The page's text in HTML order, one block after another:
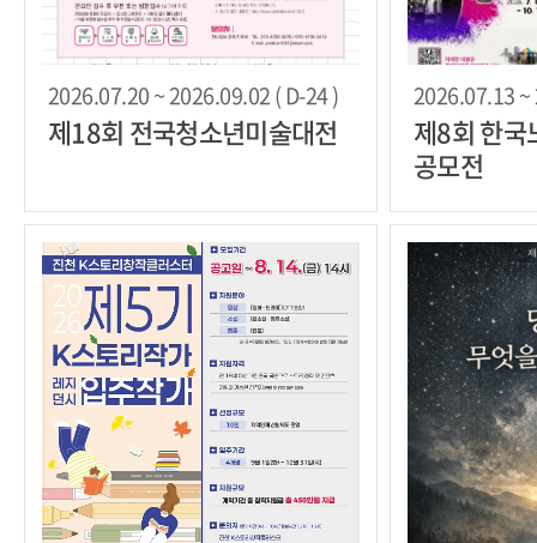
2026.07.20 ~ 2026.09.02 ( D-24 )
제18회 전국청소년미술대전
2026.07.13 ~
제8회 한국
공모전